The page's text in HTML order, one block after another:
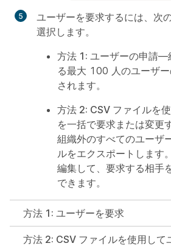
ユーザーを要求するには、次
選択します。
方法 1: ユーザーの申請—
る最大 100 人のユーザ
されます。
方法 2: CSV ファイルを
を一括で要求または変更
組織外のすべてのユーザ
ルをエクスポートします
編集して、要求する相手
できます。
方法 1: ユーザーを要求
方法 2: CSV ファイルを使用して